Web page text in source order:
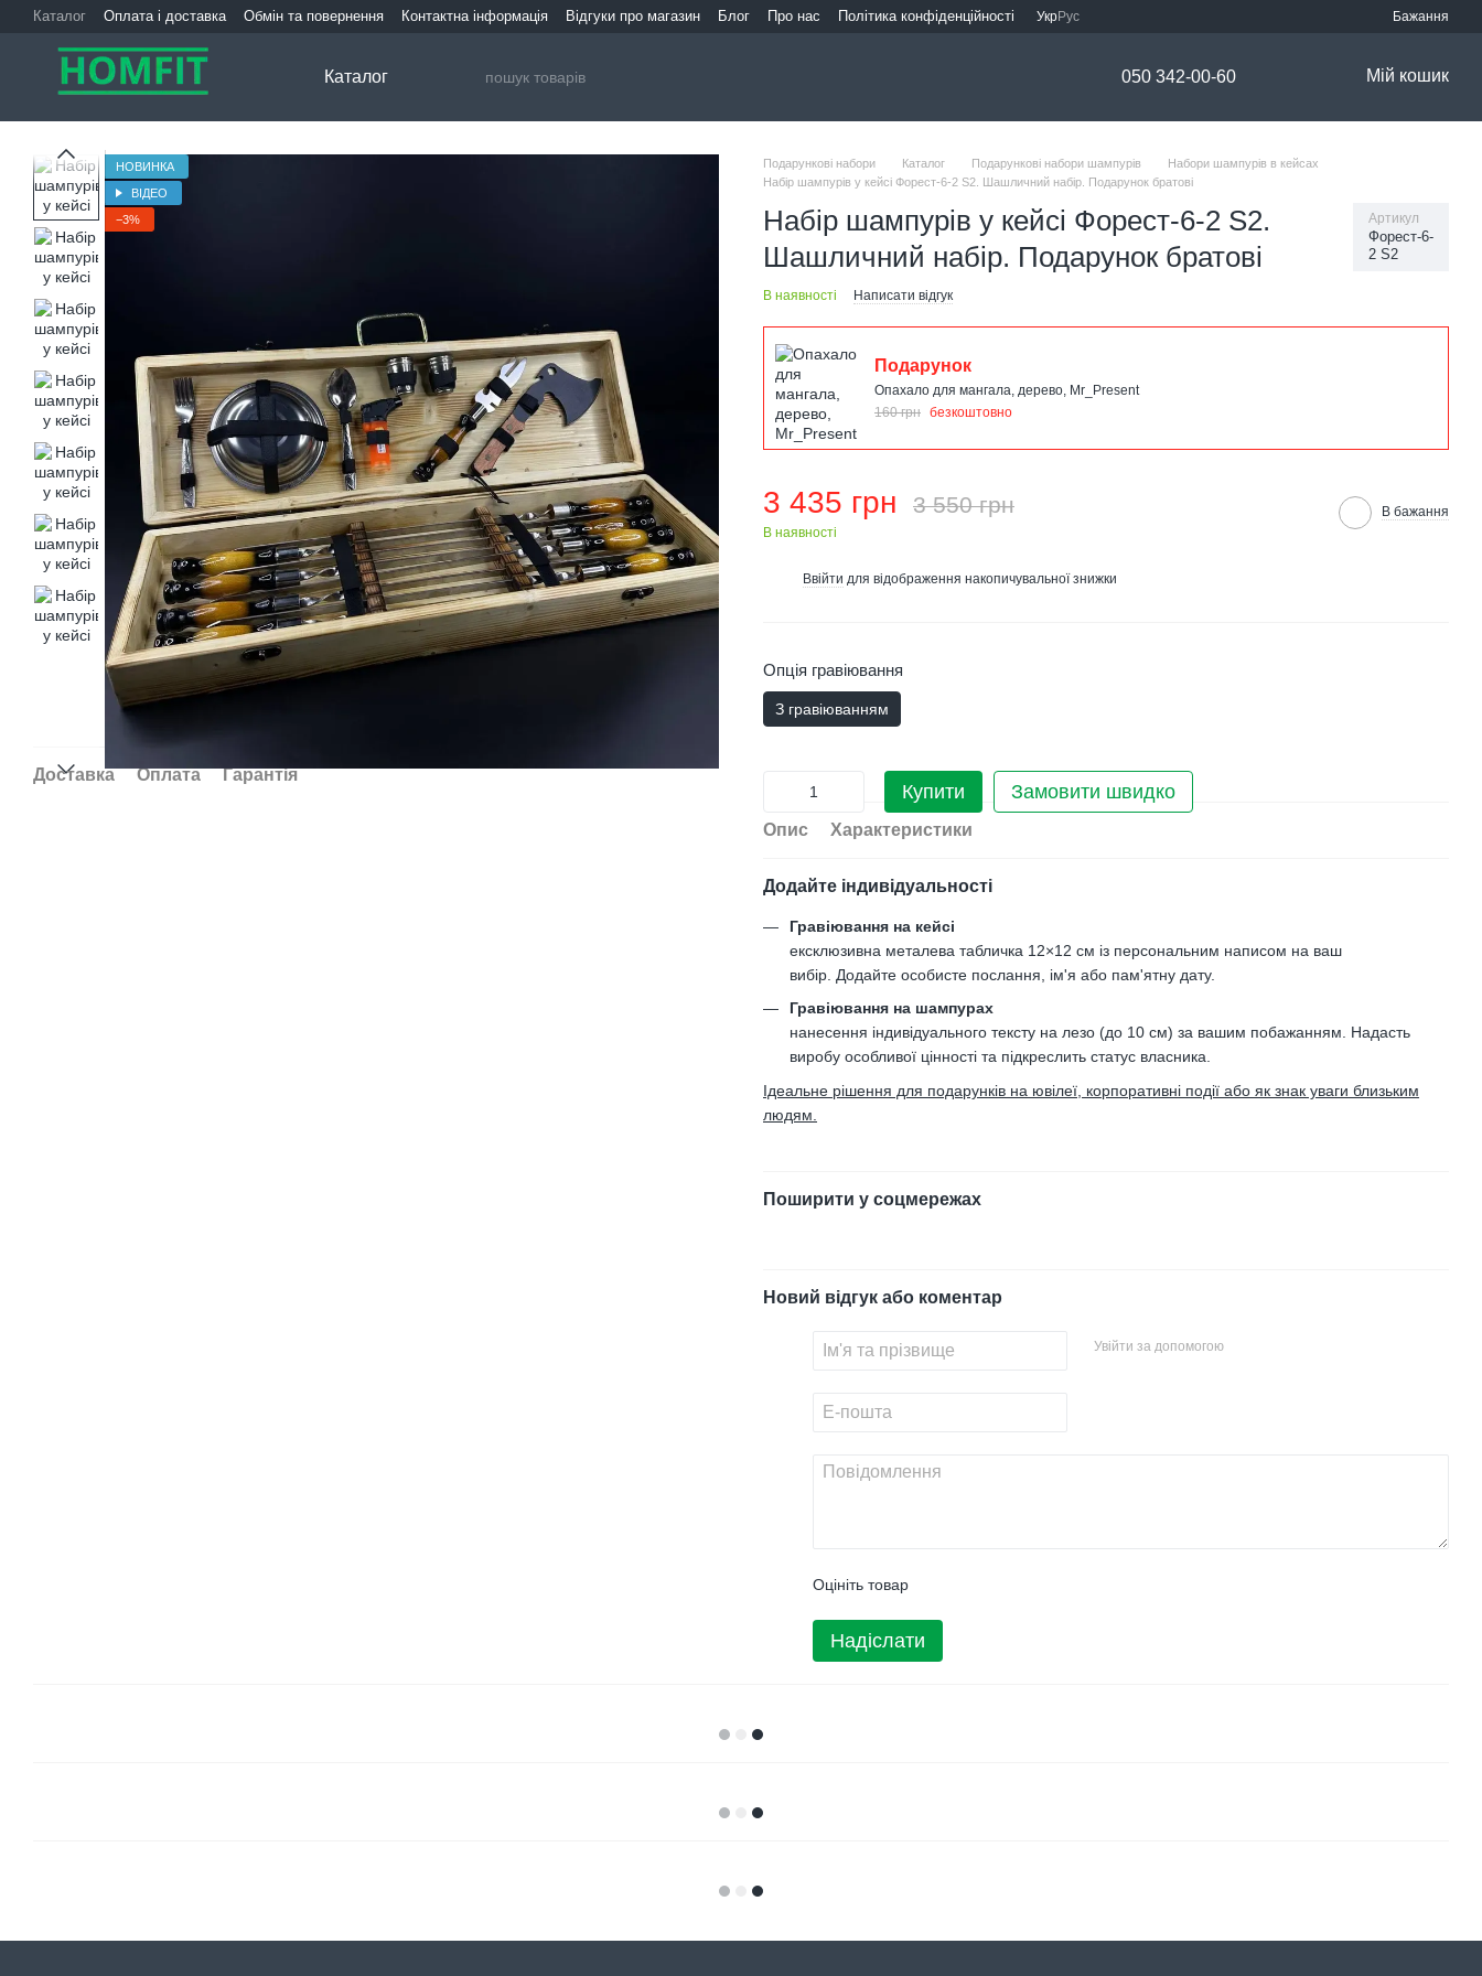
Перейти до основного контенту
Каталог Оплата і доставка Обмін та повернення Контактна інформація Відгуки про магазин Блог Про нас Політика конфіденційності УкрРус Бажання
Каталог 050 342-00-60 Мій кошик
НОВИНКА
ВІДЕО
−3%
Доставка Оплата Гарантія
Подарункові набори Каталог Подарункові набори шампурів
Набори шампурів в кейсах
Набір шампурів у кейсі Форест-6-2 S2. Шашличний набір. Подарунок братові
Набір шампурів у кейсі Форест-6-2 S2.
Шашличний набір. Подарунок братові
Артикул
Форест-6-
2 S2
В наявності Написати відгук
Подарунок
Опахало для мангала, дерево, Mr_Present
160 грн безкоштовно
3 435 грн 3 550 грн
В наявності
В бажання
Ввійти для відображення накопичувальної знижки
Опція гравіювання
З гравіюванням
Купити Замовити швидко
Опис Характеристики
Додайте індивідуальності
Гравіювання на кейсі
ексклюзивна металева табличка 12×12 см із персональним написом на ваш
вибір. Додайте особисте послання, ім'я або пам'ятну дату.
Гравіювання на шампурах
нанесення індивідуального тексту на лезо (до 10 см) за вашим побажанням. Надасть
виробу особливої цінності та підкреслить статус власника.
Ідеальне рішення для подарунків на ювілеї, корпоративні події або як знак уваги близьким
людям.
Поширити у соцмережах
Новий відгук або коментар
Увійти за допомогою
Оцініть товар
Надіслати